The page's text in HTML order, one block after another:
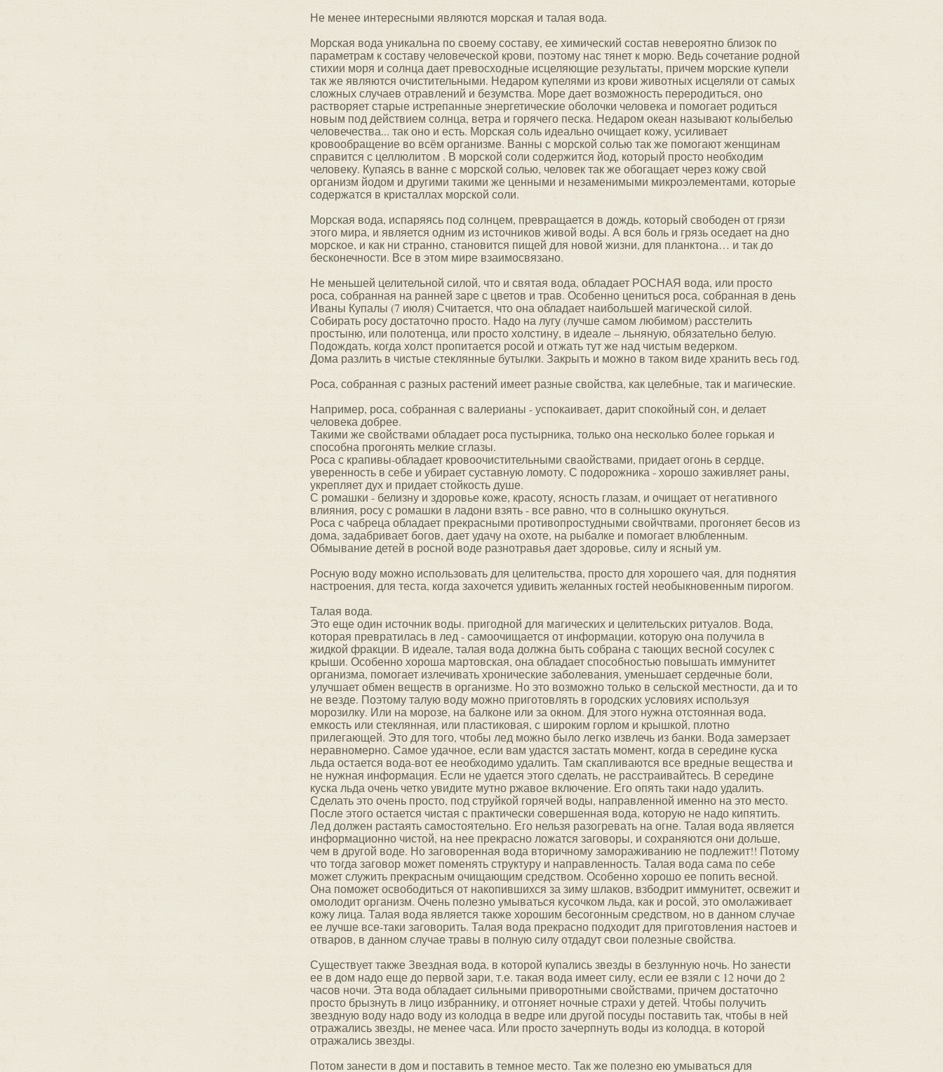
Не менее интересными являются морская и талая вода.
Морская вода уникальна по своему составу, ее химический состав невероятно близок по
параметрам к составу человеческой крови, поэтому нас тянет к морю. Ведь сочетание родной
стихии моря и солнца дает превосходные исцеляющие результаты, причем морские купели
так же являются очистительными. Недаром купелями из крови животных исцеляли от самых
сложных случаев отравлений и безумства. Море дает возможность переродиться, оно
растворяет старые истрепанные энергетические оболочки человека и помогает родиться
новым под действием солнца, ветра и горячего песка. Недаром океан называют колыбелью
человечества... так оно и есть. Морская соль идеально очищает кожу, усиливает
кровообращение во всём организме. Ванны с морской солью так же помогают женщинам
справится с целлюлитом . В морской соли содержится йод, который просто необходим
человеку. Купаясь в ванне с морской солью, человек так же обогащает через кожу свой
организм йодом и другими такими же ценными и незаменимыми микроэлементами, которые
содержатся в кристаллах морской соли.
Морская вода, испаряясь под солнцем, превращается в дождь, который свободен от грязи
этого мира, и является одним из источников живой воды. А вся боль и грязь оседает на дно
морское, и как ни странно, становится пищей для новой жизни, для планктона… и так до
бесконечности. Все в этом мире взаимосвязано.
Не меньшей целительной силой, что и святая вода, обладает РОСНАЯ вода, или просто
роса, собранная на ранней заре с цветов и трав. Особенно цениться роса, собранная в день
Иваны Купалы (7 июля) Считается, что она обладает наибольшей магической силой.
Собирать росу достаточно просто. Надо на лугу (лучше самом любимом) расстелить
простыню, или полотенца, или просто холстину, в идеале – льняную, обязательно белую.
Подождать, когда холст пропитается росой и отжать тут же над чистым ведерком.
Дома разлить в чистые стеклянные бутылки. Закрыть и можно в таком виде хранить весь год.
Роса, собранная с разных растений имеет разные свойства, как целебные, так и магические.
Например, роса, собранная с валерианы - успокаивает, дарит спокойный сон, и делает
человека добрее.
Такими же свойствами обладает роса пустырника, только она несколько более горькая и
способна прогонять мелкие сглазы.
Роса с крапивы-обладает кровоочистительными сваойствами, придает огонь в сердце,
уверенность в себе и убирает суставную ломоту. С подорожника - хорошо заживляет раны,
укрепляет дух и придает стойкость душе.
С ромашки - белизну и здоровье коже, красоту, ясность глазам, и очищает от негативного
влияния, росу с ромашки в ладони взять - все равно, что в солнышко окунуться.
Роса с чабреца обладает прекрасными противопростудными свойчтвами, прогоняет бесов из
дома, задабривает богов, дает удачу на охоте, на рыбалке и помогает влюбленным.
Обмывание детей в росной воде разнотравья дает здоровье, силу и ясный ум.
Росную воду можно использовать для целительства, просто для хорошего чая, для поднятия
настроения, для теста, когда захочется удивить желанных гостей необыкновенным пирогом.
Талая вода.
Это еще один источник воды. пригодной для магических и целительских ритуалов. Вода,
которая превратилась в лед - самоочищается от информации, которую она получила в
жидкой фракции. В идеале, талая вода должна быть собрана с тающих весной сосулек с
крыши. Особенно хороша мартовская, она обладает способностью повышать иммунитет
организма, помогает излечивать хронические заболевания, уменьшает сердечные боли,
улучшает обмен веществ в организме. Но это возможно только в сельской местности, да и то
не везде. Поэтому талую воду можно приготовлять в городских условиях используя
морозилку. Или на морозе, на балконе или за окном. Для этого нужна отстоянная вода,
емкость или стеклянная, или пластиковая, с широким горлом и крышкой, плотно
прилегающей. Это для того, чтобы лед можно было легко извлечь из банки. Вода замерзает
неравномерно. Самое удачное, если вам удастся застать момент, когда в середине куска
льда остается вода-вот ее необходимо удалить. Там скапливаются все вредные вещества и
не нужная информация. Если не удается этого сделать, не расстраивайтесь. В середине
куска льда очень четко увидите мутно ржавое включение. Его опять таки надо удалить.
Сделать это очень просто, под струйкой горячей воды, направленной именно на это место.
После этого остается чистая с практически совершенная вода, которую не надо кипятить.
Лед должен растаять самостоятельно. Его нельзя разогревать на огне. Талая вода является
информационно чистой, на нее прекрасно ложатся заговоры, и сохраняются они дольше,
чем в другой воде. Но заговоренная вода вторичному замораживанию не подлежит!! Потому
что тогда заговор может поменять структуру и направленность. Талая вода сама по себе
может служить прекрасным очищающим средством. Особенно хорошо ее попить весной.
Она поможет освободиться от накопившихся за зиму шлаков, взбодрит иммунитет, освежит и
омолодит организм. Очень полезно умываться кусочком льда, как и росой, это омолаживает
кожу лица. Талая вода является также хорошим бесогонным средством, но в данном случае
ее лучше все-таки заговорить. Талая вода прекрасно подходит для приготовления настоев и
отваров, в данном случае травы в полную силу отдадут свои полезные свойства.
Существует также Звездная вода, в которой купались звезды в безлунную ночь. Но занести
ее в дом надо еще до первой зари, т.е. такая вода имеет силу, если ее взяли с 12 ночи до 2
часов ночи. Эта вода обладает сильными приворотными свойствами, причем достаточно
просто брызнуть в лицо избраннику, и отгоняет ночные страхи у детей. Чтобы получить
звездную воду надо воду из колодца в ведре или другой посуды поставить так, чтобы в ней
отражались звезды, не менее часа. Или просто зачерпнуть воды из колодца, в которой
отражались звезды.
Потом занести в дом и поставить в темное место. Так же полезно ею умываться для